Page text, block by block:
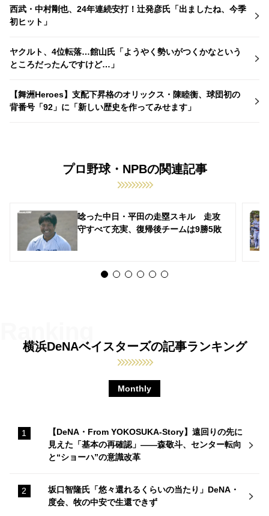
西武・中村剛也、24年連続安打！辻発彦氏「出ましたね、今季
初ヒット」
ヤクルト、4位転落…館山氏「ようやく勢いがつくかなという
ところだったんですけど…」
【舞洲Heroes】支配下昇格のオリックス・陳睦衡、球団初の
背番号「92」に「新しい歴史を作ってみせます」
プロ野球・NPBの関連記事
唸った中日・平田の走塁スキル 走攻
守すべて充実、復帰後チームは9勝5敗
横浜DeNAベイスターズの記事ランキング
Monthly
【DeNA・From YOKOSUKA-Story】遠回りの先に
見えた「基本の再確認」——森敬斗、センター転向
と“ショーハ”の意識改革
坂口智隆氏「悠々還れるくらいの当たり」DeNA・
度会、牧の中安で生還できず